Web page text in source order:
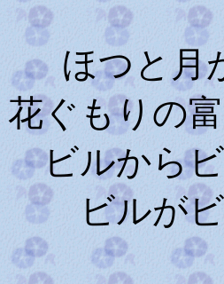
と月が
りの富士
からビル
ルがビル
ビ